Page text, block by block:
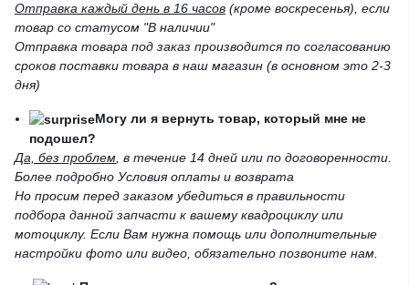
Отправка каждый день в 16 часов (кроме воскресенья), если
товар со статусом "В наличии"
Отправка товара под заказ производится по согласованию
сроков поставки товара в наш магазин (в основном это 2-3
дня)
Могу ли я вернуть товар, который мне не
подошел?
Да, без проблем , в течение 14 дней или по договоренности.
Более подробно Условия оплаты и возврата
Но просим перед заказом убедиться в правильности
подбора данной запчасти к вашему квадроциклу или
мотоциклу. Если Вам нужна помощь или дополнительные
настройки фото или видео, обязательно позвоните нам.